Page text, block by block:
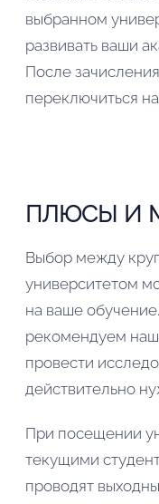
выбранном
развивать ваши
После
переключиться
ПЛЮСЫ И
Выбор между
университетом
на ваше
рекомендуем
провести
действительно
При посещении
текущими
проводят